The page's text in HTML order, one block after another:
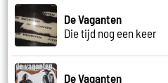
De Vaganten
Die tijd nog een keer
De Vaganten